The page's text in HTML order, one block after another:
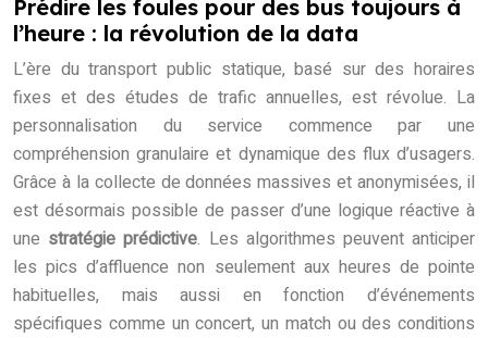
Prédire les foules pour des bus toujours à
l’heure : la révolution de la data
L’ère du transport public statique, basé sur des horaires
fixes et des études de trafic annuelles, est révolue. La
personnalisation du service commence par une
compréhension granulaire et dynamique des flux d’usagers.
Grâce à la collecte de données massives et anonymisées, il
est désormais possible de passer d’une logique réactive à
une stratégie prédictive. Les algorithmes peuvent anticiper
les pics d’affluence non seulement aux heures de pointe
habituelles, mais aussi en fonction d’événements
spécifiques comme un concert, un match ou des conditions